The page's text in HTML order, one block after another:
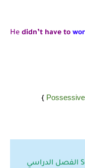
He didn’t have to
}
شرح قواعد 2 Super Goal الفصل الدراسي